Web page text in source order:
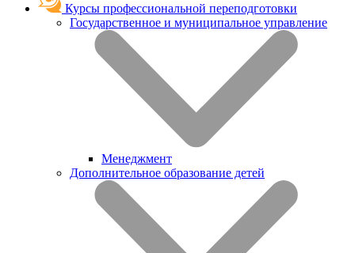
Курсы профессиональной переподготовки
Государственное и муниципальное управление
Менеджмент
Дополнительное образование детей